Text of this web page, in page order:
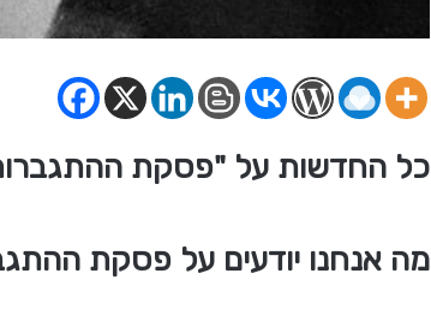
כל החדשות על "פסקת
מה אנחנו יודעים על פסקת